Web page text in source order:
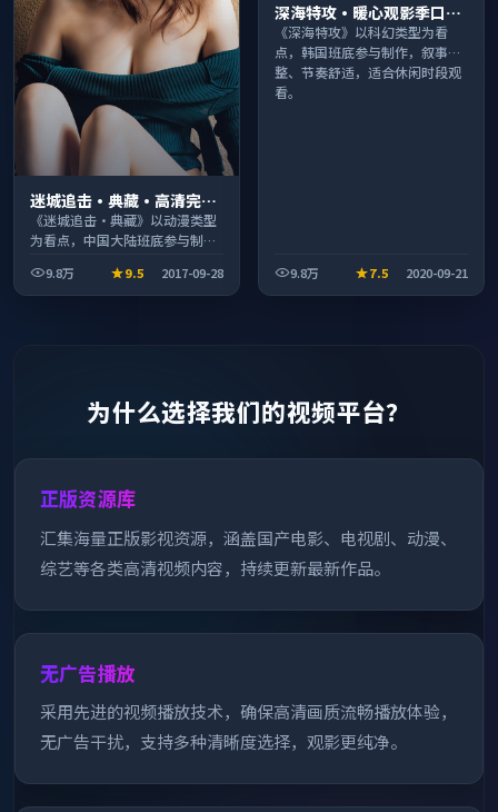
迷城追击·典藏·高清完整
收录适合周末一口气刷完
《迷城追击·典藏》以动漫类型
为看点，中国大陆班底参与制
休闲时段观看。
9.8万 9.5 2017-09-28
深海特攻·暖心观影季口碑
发酵持续升温
《深海特攻》以科幻类型为看
点，韩国班底参与制作，叙事完
整、节奏舒适，适合休闲时段观
看。
9.8万 7.5 2020-09-21
为什么选择我们的视频平台？
正版资源库
汇集海量正版影视资源，涵盖国产电影、电视剧、动漫、
综艺等各类高清视频内容，持续更新最新作品。
无广告播放
采用先进的视频播放技术，确保高清画质流畅播放体验，
无广告干扰，支持多种清晰度选择，观影更纯净。